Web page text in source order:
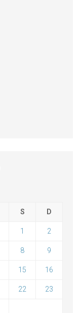
S D
1 2
8 9
15 16
22 23